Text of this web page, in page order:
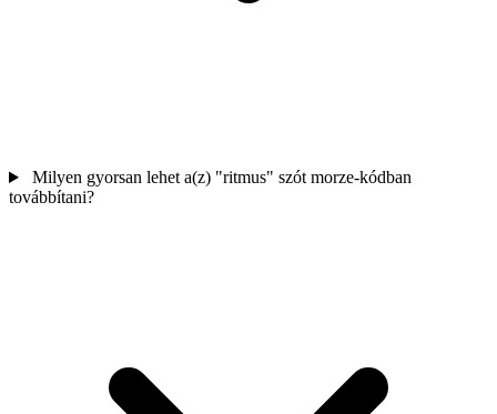
Milyen gyorsan lehet a(z) "ritmus" szót morze-kódban
továbbítani?